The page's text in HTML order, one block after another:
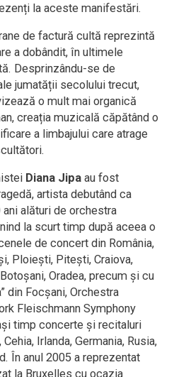
la aceste manifestări.
de factură cultă reprezintă
a dobândit, în ultimele
Desprinzându-se de
jumatății secolului trecut,
o mult mai organică
creația muzicală căpătând o
a limbajului care atrage
Diana Jipa au fost
artista debutând ca
alături de orchestra
la scurt timp după aceea o
de concert din România,
Ploieşti, Piteşti, Craiova,
Oradea, precum şi cu
din Focşani, Orchestra
Fleischmann Symphony
timp concerte şi recitaluri
Irlanda, Germania, Rusia,
În anul 2005 a reprezentat
la Bruxelles cu ocazia